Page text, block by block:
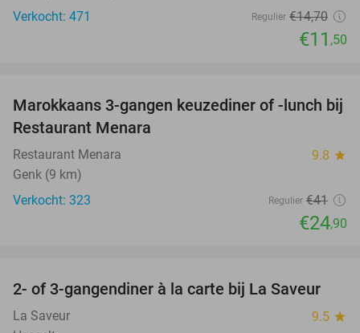
Verkocht: 471
Regulier €14,70
€11 ,50
39%
Marokkaans 3-gangen keuzediner of -lunch bij
Restaurant Menara
Restaurant Menara 9.8 star
Genk (9 km)
Verkocht: 323
Regulier €41
€24,90
42%
2- of 3-gangendiner à la carte bij La Saveur
La Saveur 9.5 star